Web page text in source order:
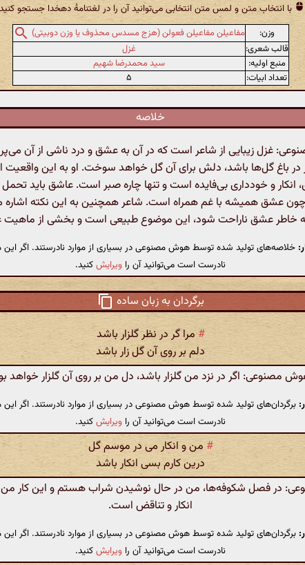
با انتخاب متن و لمس متن انتخابی می‌توانید آن را در لغتنامهٔ دهخدا جستجو
وزن:
مفاعیلن مفاعیلن فعولن (هزج مسدس محذوف یا وزن دوبیتی)
قالب شعری:
غزل
منبع اولیه:
سید محمدرضا شهیم
تعداد ابیات:
۵
خلاصه
غزل زیبایی از شاعر است که در آن به عشق و درد ناشی از آن
در باغ گل‌ها باشد، دلش برای آن گل خواهد سوخت. او به این واقعیت
انکار و خودداری بی‌فایده است و تنها چاره صبر است. عاشق باید
عشق همیشه با غم همراه است. شاعر همچنین به این نکته اشاره
خاطر عشق ناراحت شود، این موضوع طبیعی است و بخشی از
خلاصه‌های تولید شده توسط هوش مصنوعی در بسیاری از موارد نادرستند. اگر این
نادرست است می‌توانید آن را ویرایشکنید.
برگردان به زبان ساده
# مرا گر در نظر گلزار باشد
دلم بر روی آن گل زار باشد
مصنوعی: اگر در نزد من گلزار باشد، دل من بر روی آن گلزار خواهد
برگردان‌های تولید شده توسط هوش مصنوعی در بسیاری از موارد نادرستند. اگر این
نادرست است می‌توانید آن را ویرایشکنید.
# من و انکار می در موسم گل
درین کارم بسی انکار باشد
در فصل شکوفه‌ها، من در حال نوشیدن شراب هستم و این کار من
انکار و تناقض است.
برگردان‌های تولید شده توسط هوش مصنوعی در بسیاری از موارد نادرستند. اگر این
نادرست است می‌توانید آن را ویرایشکنید.